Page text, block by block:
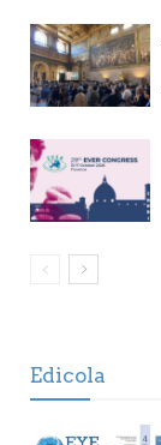
Edicola